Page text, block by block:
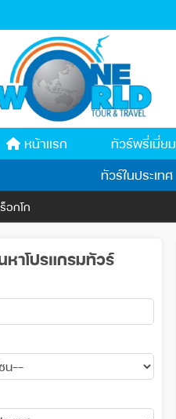
หน้าแรก ทัวร์พรี่เมี่ยม
ทัวร์ในประเทศ
อกโก
หาโปรแกรมทัวร์